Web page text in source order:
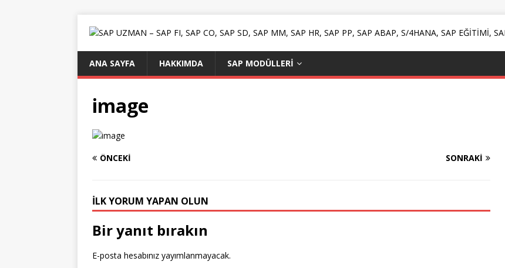
ANA SAYFA HAKKIMDA SAP MODÜLLERI
image
ÖNCEKI SONRAKI
İLK YORUM YAPAN OLUN
Bir yanıt bırakın
E-posta hesabınız yayımlanmayacak.